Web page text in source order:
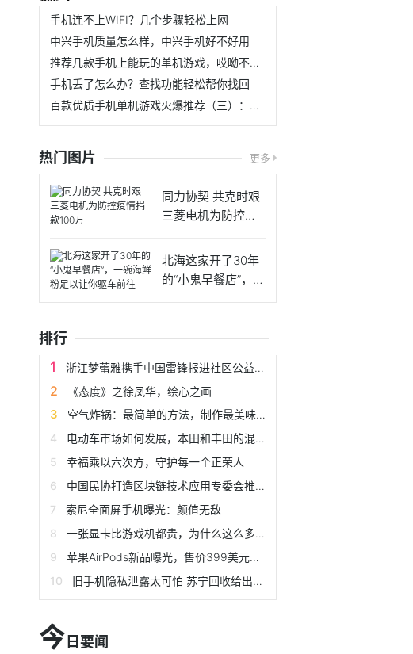
手机连不上WIFI？几个步骤轻松上网
中兴手机质量怎么样，中兴手机好不好用
推荐几款手机上能玩的单机游戏，哎呦不错哦（三）
手机丢了怎么办？查找功能轻松帮你找回
百款优质手机单机游戏火爆推荐（三）：让人耳目一新系列.1
热门图片 更多
同力协契 共克时艰
三菱电机为防控疫
北海这家开了30年
的“小鬼早餐店”，一
碗
排行
浙江梦蕾雅携手中国雷锋报进社区公益活动
《态度》之徐凤华，绘心之画
空气炸锅：最简单的方法，制作最美味的美食
电动车市场如何发展，本田和丰田的混动系统为什么不能上绿牌？
幸福乘以六次方，守护每一个正荣人
中国民协打造区块链技术应用专委会推动技术先行辅助行业应用落地
索尼全面屏手机曝光：颜值无敌
一张显卡比游戏机都贵，为什么这么多人还玩电脑游戏？
苹果AirPods新品曝光，售价399美元，有望3月份推出
旧手机隐私泄露太可怕 苏宁回收给出的三个安全理由
今 日要闻